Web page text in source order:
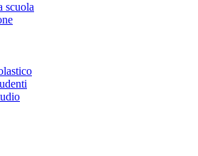
scuola